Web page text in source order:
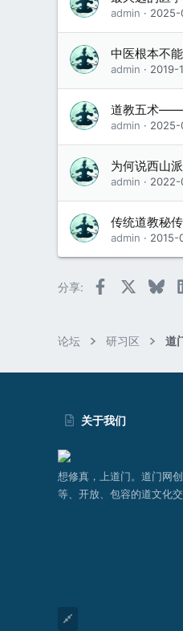
admin 2025-
中医根本不
admin 2019-
道教五术——
admin
为何说西山
admin 2022-
传统道教秘
admin 2015-
分享: Facebook
X
论坛 研习区 道
关于我们
想修真，上道门。道门网
等、开放、包容的道文化交